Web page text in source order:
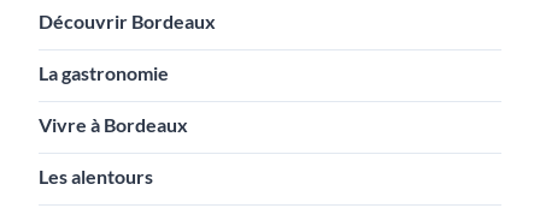
Découvrir Bordeaux
La gastronomie
Vivre à Bordeaux
Les alentours